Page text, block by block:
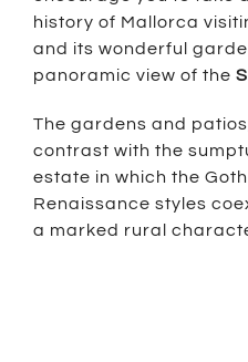
history of Mallorca
and its wonderful
panoramic view of the
The gardens and
contrast with the
estate in which the
Renaissance styles
a marked rural